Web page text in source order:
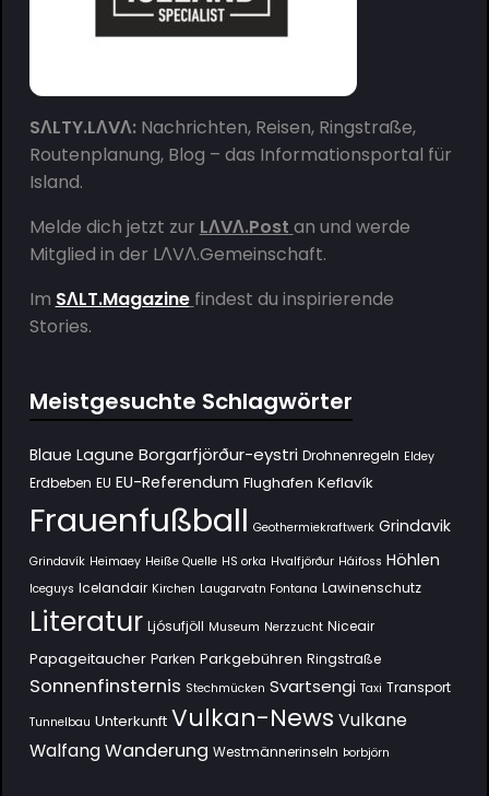
SΛLTY.LΛVΛ:Nachrichten, Reisen, Ringstraße,
Routenplanung, Blog – das Informationsportal für
Island.
Melde dich jetzt zur LΛVΛ.Post an und werde
Mitglied in der LΛVΛ.Gemeinschaft.
Im SΛLT.Magazine findest du inspirierende
Stories.
Meistgesuchte Schlagwörter
Blaue Lagune Borgarfjörður-eystri Drohnenregeln Eldey
Erdbeben EU EU-Referendum Flughafen Keflavík
Frauenfußball Geothermiekraftwerk Grindavik
Grindavík Heimaey Heiße Quelle HS orka Hvalfjörður Háifoss Höhlen
Iceguys Icelandair Kirchen Laugarvatn Fontana Lawinenschutz
Literatur Ljósufjöll Museum Nerzzucht Niceair
Papageitaucher Parken Parkgebühren Ringstraße
Sonnenfinsternis Stechmücken Svartsengi Taxi Transport
Tunnelbau Unterkunft Vulkan-News Vulkane
Walfang Wanderung Westmännerinseln Þorbjörn